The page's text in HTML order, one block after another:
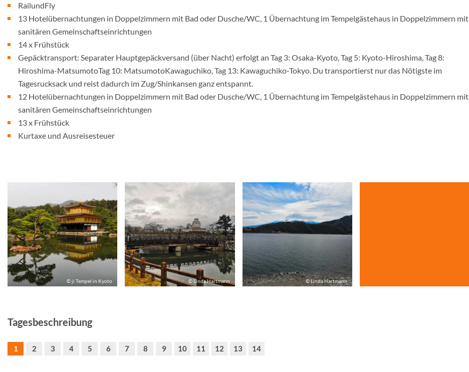
RailundFly
13 Hotelübernachtungen in Doppelzimmern mit Bad oder Dusche/WC, 1 Übernachtung im Tempelgästehaus in Doppelzimmern mit
sanitären Gemeinschaftseinrichtungen
14 x Frühstück
Gepäcktransport: Separater Hauptgepäckversand (über Nacht) erfolgt an Tag 3: Osaka-Kyoto, Tag 5: Kyoto-Hiroshima, Tag 8:
Hiroshima-MatsumotoTag 10: MatsumotoKawaguchiko, Tag 13: Kawaguchiko-Tokyo. Du transportierst nur das Nötigste im
Tagesrucksack und reist dadurch im Zug/Shinkansen ganz entspannt.
12 Hotelübernachtungen in Doppelzimmern mit Bad oder Dusche/WC, 1 Übernachtung im Tempelgästehaus in Doppelzimmern mit
sanitären Gemeinschaftseinrichtungen
13 x Frühstück
Kurtaxe und Ausreisesteuer
© ji Tempel in Kyoto © Linda Hartmann © Linda Hartmann
Tagesbeschreibung
1 2 3 4 5 6 7 8 9 10 11 12 13 14